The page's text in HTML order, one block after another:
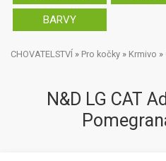
BARVY
CHOVATELSTVÍ » Pro kočky » Krmivo »
N&D LG CAT